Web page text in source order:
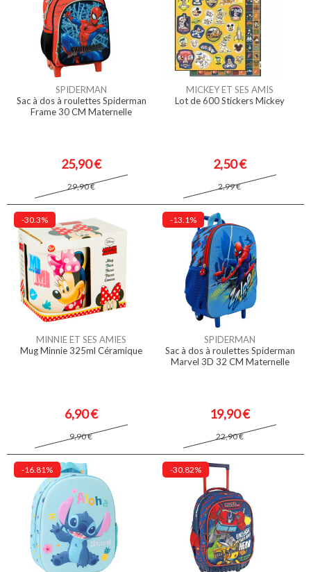
SPIDERMAN
Sac à dos à roulettes Spiderman
Frame 30 CM Maternelle
25,90 €
29,90 €
MICKEY ET SES AMIS
Lot de 600 Stickers Mickey
2,50 €
2,99 €
-30.3%
MINNIE ET SES AMIES
Mug Minnie 325ml Céramique
6,90 €
9,90 €
-13.1%
SPIDERMAN
Sac à dos à roulettes Spiderman
Marvel 3D 32 CM Maternelle
19,90 €
22,90 €
-16.81% -30.82%